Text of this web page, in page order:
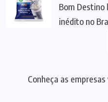
Bom Destino
inédito no
Conheça as